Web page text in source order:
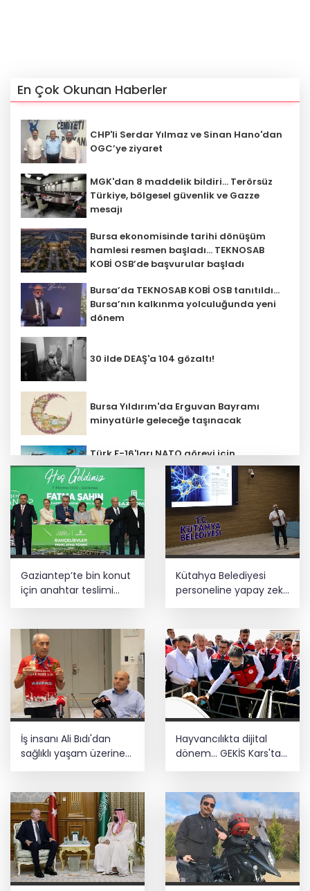
En Çok Okunan Haberler
CHP'li Serdar Yılmaz ve Sinan Hano'dan
OGC’ye ziyaret
MGK'dan 8 maddelik bildiri... Terörsüz
Türkiye, bölgesel güvenlik ve Gazze
mesajı
Bursa ekonomisinde tarihi dönüşüm
hamlesi resmen başladı... TEKNOSAB
KOBİ OSB’de başvurular başladı
Bursa’da TEKNOSAB KOBİ OSB tanıtıldı...
Bursa’nın kalkınma yolculuğunda yeni
dönem
30 ilde DEAŞ'a 104 gözaltı!
Bursa Yıldırım'da Erguvan Bayramı
minyatürle geleceğe taşınacak
Türk F-16'ları NATO görevi için
Estonya'da... MSB yerli savunma
sistemleriyle güçleniyor
Fındık alım fiyatları açıklandı... Alımlar
24 Ağustos'ta başlıyor
YÖK'ten uluslararası mezunlara ikamet
kolaylığı... Süre 2 yıla kadar
uzatılabilecek
Çiçek'i kesin ihraç talebiyle disipline
Gaziantep’te bin konut
için anahtar teslimi
yapıldı... 5 bin konutluk
Kütahya Belediyesi
personeline yapay zeka
eğitimi
İş insanı Ali Bıdı'dan
sağlıklı yaşam üzerine
dikkat çeken
yaşında gençlik
mucizesi
Hayvancılıkta dijital
dönem... GEKİS Kars'ta
uygulamaya alındı